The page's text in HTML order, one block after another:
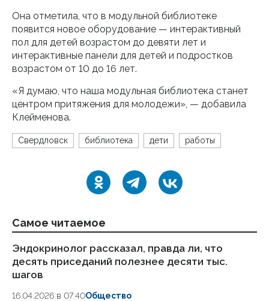
Она отметила, что в модульной библиотеке
появится новое оборудование — интерактивный
пол для детей возрастом до девяти лет и
интерактивные панели для детей и подростков
возрастом от 10 до 16 лет.
«Я думаю, что наша модульная библиотека станет
центром притяжения для молодежи», — добавила
Клейменова.
Свердловск библиотека дети работы
Самое читаемое
Эндокринолог рассказал, правда ли, что
десять приседаний полезнее десяти тыс.
шагов
16.04.2026 в 07:40Общество